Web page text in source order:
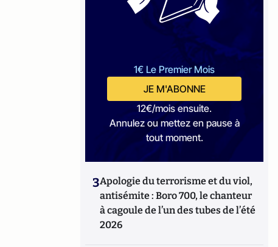
1€ Le Premier Mois
JE M'ABONNE
12€/mois ensuite.
Annulez ou mettez en pause à
tout moment.
3Apologie du terrorisme et du viol,
antisémite : Boro 700, le chanteur
à cagoule de l’un des tubes de l’été
2026